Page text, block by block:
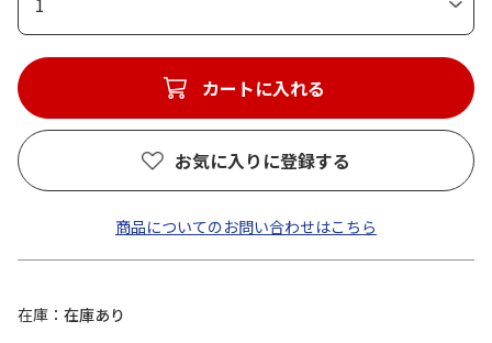
カートに入れる
お気に入りに登録する
商品についてのお問い合わせはこちら
在庫 在庫あり